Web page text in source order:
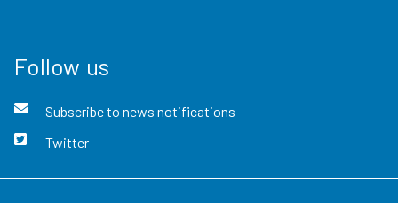
Follow us
Subscribe to news notifications
Twitter